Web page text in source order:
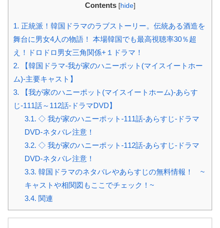
Contents [hide]
1. 正統派！韓国ドラマのラブストーリー。伝統ある酒造を
舞台に男女4人の物語！ 本場韓国でも最高視聴率30％超
え！ドロドロ男女三角関係+１ドラマ！
2. 【韓国ドラマ-我が家のハニーポット(マイスイートホー
ム)-主要キャスト】
3. 【我が家のハニーポット(マイスイートホーム)-あらす
じ-111話～112話-ドラマDVD】
3.1. ◇ 我が家のハニーポット-111話-あらすじ-ドラマ
DVD-ネタバレ注意！
3.2. ◇ 我が家のハニーポット-112話-あらすじ-ドラマ
DVD-ネタバレ注意！
3.3. 韓国ドラマのネタバレやあらすじの無料情報！ ~
キャストや相関図もここでチェック！~
3.4. 関連